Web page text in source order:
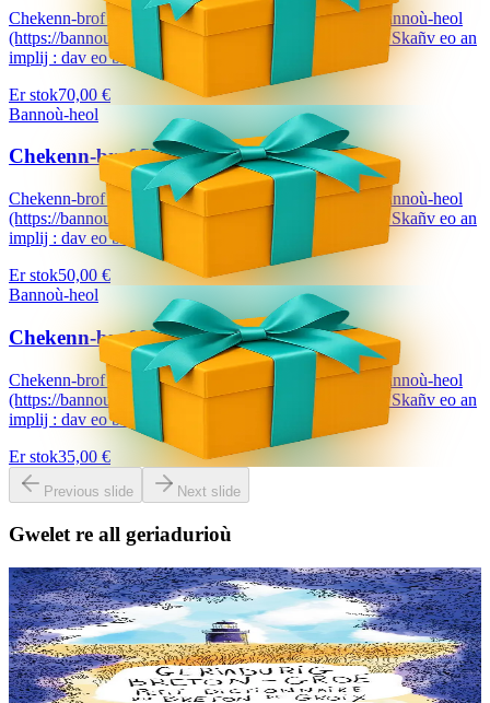
Chekenn-brof a dalvezo ur bloavezh e holl lec'hienn Bannoù-heol
(https://bannouheol.com). Kaset e vo deoc'h dre bostel. Skañv eo an
implij : dav eo bizskrivañ...
Er stok70,00 €
Bannoù-heol
Chekenn-brof 50 €
Chekenn-brof a dalvezo ur bloavezh e holl lec'hienn Bannoù-heol
(https://bannouheol.com). Kaset e vo deoc'h dre bostel. Skañv eo an
implij : dav eo bizskrivañ...
Er stok50,00 €
Bannoù-heol
Chekenn-brof 35 €
Chekenn-brof a dalvezo ur bloavezh e holl lec'hienn Bannoù-heol
(https://bannouheol.com). Kaset e vo deoc'h dre bostel. Skañv eo an
implij : dav eo bizskrivañ...
Er stok35,00 €
Previous slide Next slide
Gwelet re all geriadurioù
6 vloaz hag ouzhpenn
Goater
Geriadurig Breton-Groe
Plijout a raio ar geriadur-mañ d’an holl re dedennet gant yezh ar vro.